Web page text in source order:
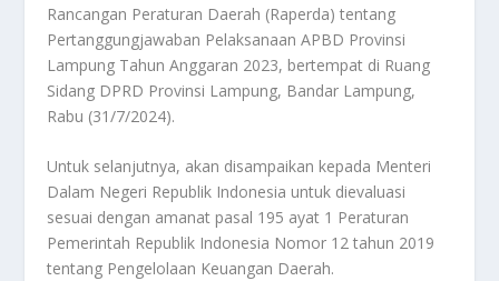
Rancangan Peraturan Daerah (Raperda) tentang
Pertanggungjawaban Pelaksanaan APBD Provinsi
Lampung Tahun Anggaran 2023, bertempat di Ruang
Sidang DPRD Provinsi Lampung, Bandar Lampung,
Rabu (31/7/2024).
Untuk selanjutnya, akan disampaikan kepada Menteri
Dalam Negeri Republik Indonesia untuk dievaluasi
sesuai dengan amanat pasal 195 ayat 1 Peraturan
Pemerintah Republik Indonesia Nomor 12 tahun 2019
tentang Pengelolaan Keuangan Daerah.